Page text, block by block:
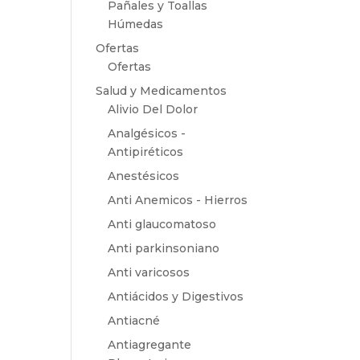
Pañales y Toallas
Húmedas
Ofertas
Ofertas
Salud y Medicamentos
Alivio Del Dolor
Analgésicos -
Antipiréticos
Anestésicos
Anti Anemicos - Hierros
Anti glaucomatoso
Anti parkinsoniano
Anti varicosos
Antiácidos y Digestivos
Antiacné
Antiagregante